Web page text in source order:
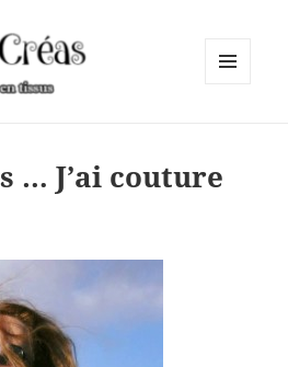
… J’ai couture